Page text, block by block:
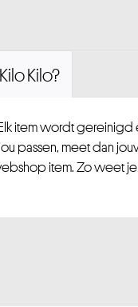
Kilo?
item wordt gereinigd
passen, meet dan
item. Zo weet